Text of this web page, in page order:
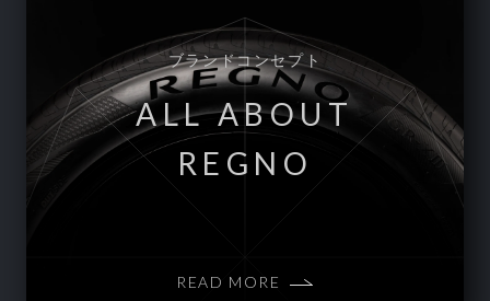
ブランドコンセプト
ALL ABOUT
REGNO
READ MORE